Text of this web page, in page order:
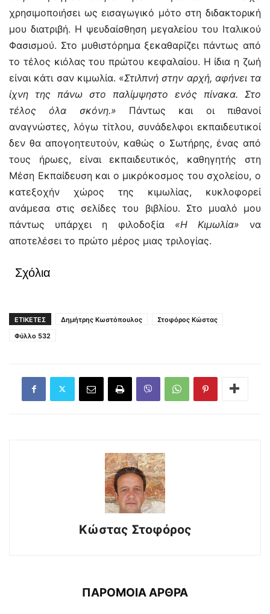
χρησιμοποιήσει ως εισαγωγικό μότο στη διδακτορική
μου διατριβή. Η ψευδαίσθηση μεγαλείου του Ιταλικού
Φασισμού. Στο μυθιστόρημα ξεκαθαρίζει πάντως από
το τέλος κιόλας του πρώτου κεφαλαίου. Η ίδια η ζωή
είναι κάτι σαν κιμωλία. «Στιλπνή στην αρχή, αφήνει τα
ίχνη της πάνω στο παλίμψηστο ενός πίνακα. Στο
τέλος όλα σκόνη.» Πάντως και οι πιθανοί
αναγνώστες, λόγω τίτλου, συνάδελφοι εκπαιδευτικοί
δεν θα απογοητευτούν, καθώς ο Σωτήρης, ένας από
τους ήρωες, είναι εκπαιδευτικός, καθηγητής στη
Μέση Εκπαίδευση και ο μικρόκοσμος του σχολείου, ο
κατεξοχήν χώρος της κιμωλίας, κυκλοφορεί
ανάμεσα στις σελίδες του βιβλίου. Στο μυαλό μου
πάντως υπάρχει η φιλοδοξία «Η Κιμωλία» να
αποτελέσει το πρώτο μέρος μιας τριλογίας.
Σχόλια
ΕΤΙΚΕΤΕΣ Δημήτρης Κωστόπουλος
Στοφόρος Κώστας
Φύλλο 532
Κώστας Στοφόρος
ΠΑΡΟΜΟΙΑ ΑΡΘΡΑ